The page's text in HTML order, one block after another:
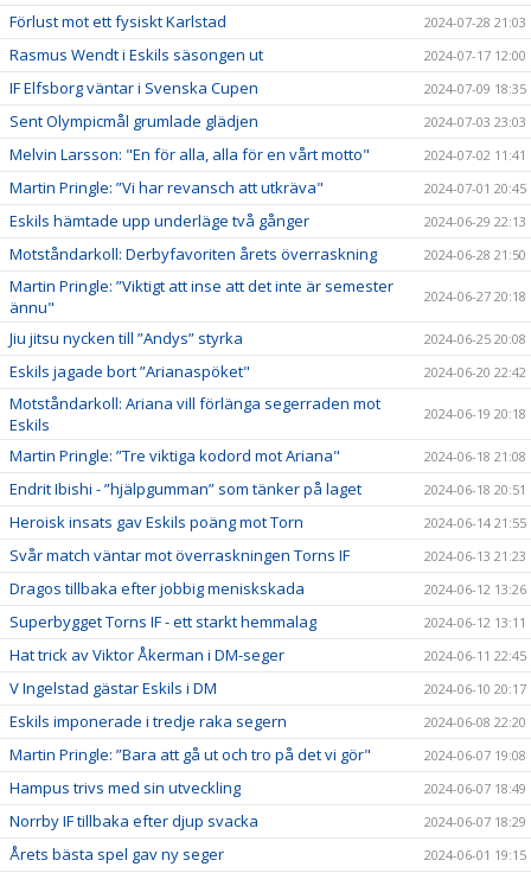
Förlust mot ett fysiskt Karlstad 2024-07-28 21:03
Rasmus Wendt i Eskils säsongen ut 2024-07-17 12:00
IF Elfsborg väntar i Svenska Cupen 2024-07-09 18:35
Sent Olympicmål grumlade glädjen 2024-07-03 23:03
Melvin Larsson: "En för alla, alla för en vårt motto" 2024-07-02 11:41
Martin Pringle: ”Vi har revansch att utkräva" 2024-07-01 20:45
Eskils hämtade upp underläge två gånger 2024-06-29 22:13
Motståndarkoll: Derbyfavoriten årets överraskning 2024-06-28 21:50
Martin Pringle: ”Viktigt att inse att det inte är semester
ännu"
2024-06-27 20:18
Jiu jitsu nycken till ”Andys” styrka 2024-06-25 20:08
Eskils jagade bort ”Arianaspöket" 2024-06-20 22:42
Motståndarkoll: Ariana vill förlänga segerraden mot
Eskils
2024-06-19 20:18
Martin Pringle: ”Tre viktiga kodord mot Ariana" 2024-06-18 21:08
Endrit Ibishi - ”hjälpgumman” som tänker på laget 2024-06-18 20:51
Heroisk insats gav Eskils poäng mot Torn 2024-06-14 21:55
Svår match väntar mot överraskningen Torns IF 2024-06-13 21:23
Dragos tillbaka efter jobbig meniskskada 2024-06-12 13:26
Superbygget Torns IF - ett starkt hemmalag 2024-06-12 13:11
Hat trick av Viktor Åkerman i DM-seger 2024-06-11 22:45
V Ingelstad gästar Eskils i DM 2024-06-10 20:17
Eskils imponerade i tredje raka segern 2024-06-08 22:20
Martin Pringle: ”Bara att gå ut och tro på det vi gör" 2024-06-07 19:08
Hampus trivs med sin utveckling 2024-06-07 18:49
Norrby IF tillbaka efter djup svacka 2024-06-07 18:29
Årets bästa spel gav ny seger 2024-06-01 19:15